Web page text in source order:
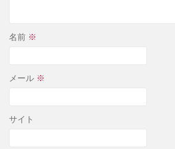
名前 ※
メール ※
サイト